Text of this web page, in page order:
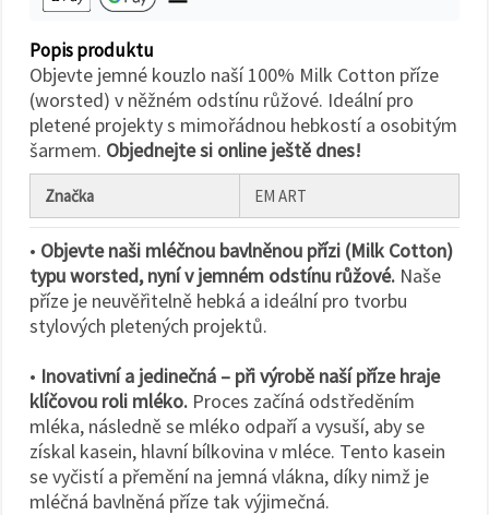
Popis produktu
Objevte jemné kouzlo naší 100% Milk Cotton příze
(worsted) v něžném odstínu růžové. Ideální pro
pletené projekty s mimořádnou hebkostí a osobitým
šarmem. Objednejte si online ještě dnes!
Značka EM ART
• Objevte naši mléčnou bavlněnou přízi (Milk Cotton)
typu worsted, nyní v jemném odstínu růžové. Naše
příze je neuvěřitelně hebká a ideální pro tvorbu
stylových pletených projektů.
• Inovativní a jedinečná – při výrobě naší příze hraje
klíčovou roli mléko. Proces začíná odstředěním
mléka, následně se mléko odpaří a vysuší, aby se
získal kasein, hlavní bílkovina v mléce. Tento kasein
se vyčistí a přemění na jemná vlákna, díky nimž je
mléčná bavlněná příze tak výjimečná.